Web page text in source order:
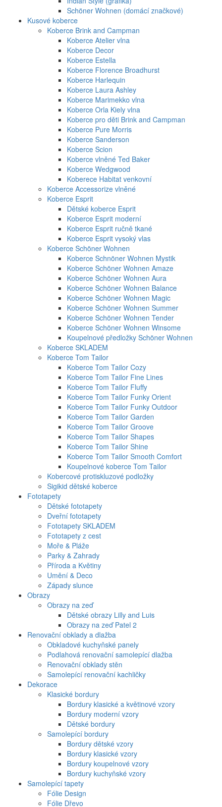
Schöner Wohnen (domácí značkové)
Kusové koberce
Koberce Brink and Campman
Koberce Atelier vlna
Koberce Decor
Koberce Estella
Koberce Florence Broadhurst
Koberce Harlequin
Koberce Laura Ashley
Koberce Marimekko vlna
Koberce Orla Kiely vlna
Koberce pro děti Brink and Campman
Koberce Pure Morris
Koberce Sanderson
Koberce Scion
Koberce vlněné Ted Baker
Koberce Wedgwood
Koberece Habitat venkovní
Koberce Accessorize vlněné
Koberce Esprit
Dětské koberce Esprit
Koberce Esprit moderní
Koberce Esprit ručně tkané
Koberce Esprit vysoký vlas
Koberce Schöner Wohnen
Koberce Schnöner Wohnen Mystik
Koberce Schöner Wohnen Amaze
Koberce Schöner Wohnen Aura
Koberce Schöner Wohnen Balance
Koberce Schöner Wohnen Magic
Koberce Schöner Wohnen Summer
Koberce Schöner Wohnen Tender
Koberce Schöner Wohnen Winsome
Koupelnové předložky Schöner Wohnen
Koberce SKLADEM
Koberce Tom Tailor
Koberce Tom Tailor Cozy
Koberce Tom Tailor Fine Lines
Koberce Tom Tailor Fluffy
Koberce Tom Tailor Funky Orient
Koberce Tom Tailor Funky Outdoor
Koberce Tom Tailor Garden
Koberce Tom Tailor Groove
Koberce Tom Tailor Shapes
Koberce Tom Tailor Shine
Koberce Tom Tailor Smooth Comfort
Koupelnové koberce Tom Tailor
Kobercové protiskluzové podložky
Sigikid dětské koberce
Fototapety
Dětské fototapety
Dveřní fototapety
Fototapety SKLADEM
Fototapety z cest
Moře & Pláže
Parky & Zahrady
Příroda a Květiny
Umění & Deco
Západy slunce
Obrazy
Obrazy na zeď
Dětské obrazy Lilly and Luis
Obrazy na zeď Patel 2
Renovační obklady a dlažba
Obkladové kuchyňské panely
Podlahová renovační samolepící dlažba
Renovační obklady stěn
Samolepící renovační kachličky
Dekorace
Klasické bordury
Bordury klasické a květinové vzory
Bordury moderní vzory
Dětské bordury
Samolepící bordury
Bordury dětské vzory
Bordury klasické vzory
Bordury koupelnové vzory
Bordury kuchyňské vzory
Samolepící tapety
Fólie Design
Fólie Dřevo